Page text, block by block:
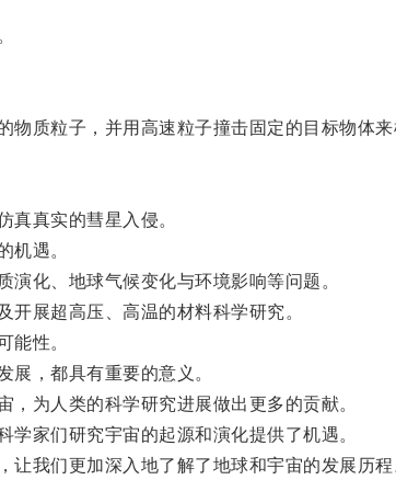
粒子，并用高速粒子撞击固定的目标物体来
真实的彗星入侵。
遇。
化、地球气候变化与环境影响等问题。
展超高压、高温的材料科学研究。
性。
，都具有重要的意义。
为人类的科学研究进展做出更多的贡献。
家们研究宇宙的起源和演化提供了机遇。
我们更加深入地了解了地球和宇宙的发展历程